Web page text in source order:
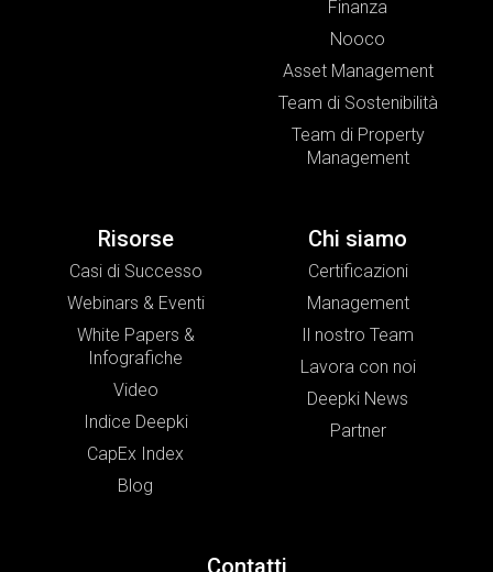
Finanza
Nooco
Asset Management
Team di Sostenibilità
Team di Property
Management
Risorse
Casi di Successo
Webinars & Eventi
White Papers &
Infografiche
Video
Indice Deepki
CapEx Index
Blog
Chi siamo
Certificazioni
Management
Il nostro Team
Lavora con noi
Deepki News
Partner
Contatti